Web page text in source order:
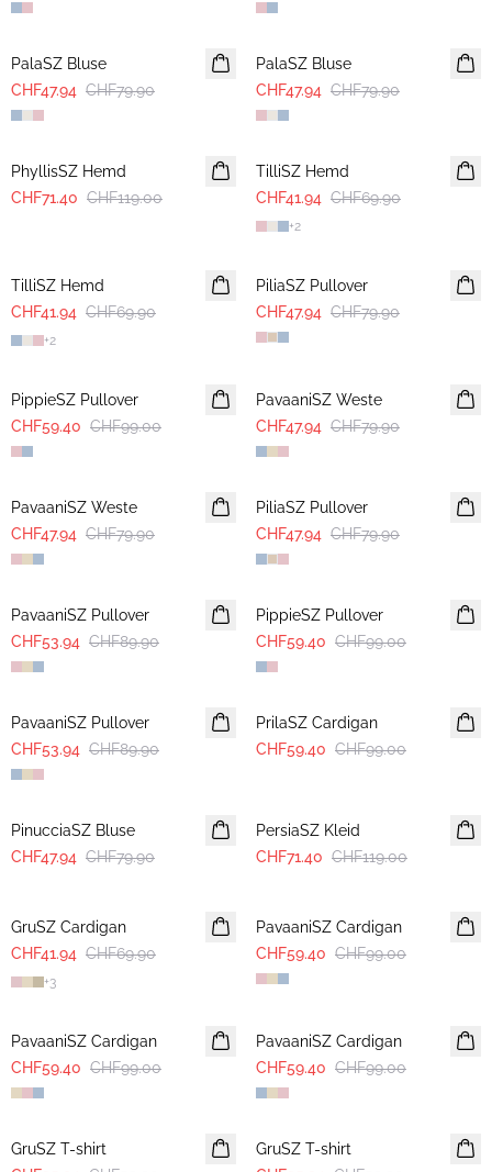
-40%
PalaSZ Bluse
CHF47.94 CHF79.90
-40%
PalaSZ Bluse
CHF47.94 CHF79.90
-40%
PhyllisSZ Hemd
CHF71.40 CHF119.00
-40%
TilliSZ Hemd
CHF41.94 CHF69.90
+2
TilliSZ Hemd
CHF41.94 CHF69.90
+2
PiliaSZ Pullover
CHF47.94 CHF79.90
PippieSZ Pullover
CHF59.40 CHF99.00
PavaaniSZ Weste
CHF47.94 CHF79.90
-40%
PavaaniSZ Weste
CHF47.94 CHF79.90
-40%
PiliaSZ Pullover
CHF47.94 CHF79.90
-40%
PavaaniSZ Pullover
CHF53.94 CHF89.90
-40%
PippieSZ Pullover
CHF59.40 CHF99.00
-40%
PavaaniSZ Pullover
CHF53.94 CHF89.90
-40%
PrilaSZ Cardigan
CHF59.40 CHF99.00
-40%
PinucciaSZ Bluse
CHF47.94 CHF79.90
PersiaSZ Kleid
CHF71.40 CHF119.00
GruSZ Cardigan
CHF41.94 CHF69.90
+3
PavaaniSZ Cardigan
CHF59.40 CHF99.00
PavaaniSZ Cardigan
CHF59.40 CHF99.00
PavaaniSZ Cardigan
CHF59.40 CHF99.00
-40%
GruSZ T-shirt
-40%
GruSZ T-shirt